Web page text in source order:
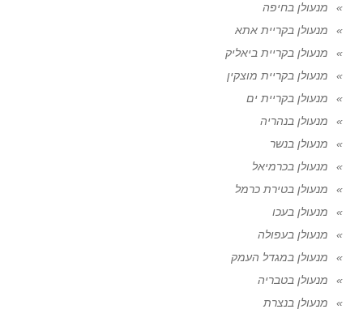
מנעולן בחיפה
מנעולן בקריית אתא
מנעולן בקריית ביאליק
מנעולן בקריית מוצקין
מנעולן בקריית ים
מנעולן בנהריה
מנעולן בנשר
מנעולן בכרמיאל
מנעולן בטירת כרמל
מנעולן בעכו
מנעולן בעפולה
מנעולן במגדל העמק
מנעולן בטבריה
מנעולן בנצרת